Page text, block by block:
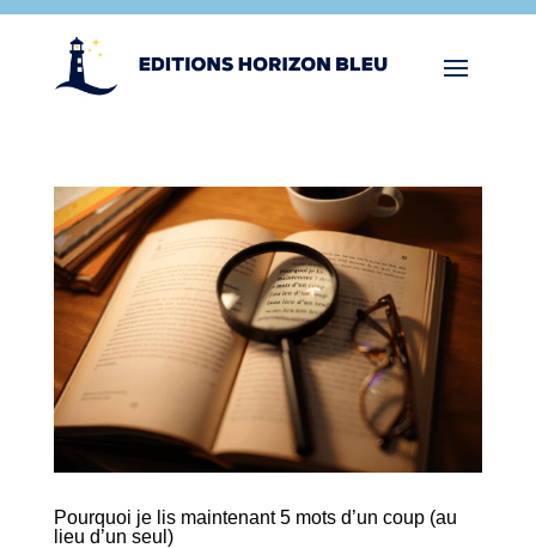
Pourquoi je lis maintenant 5 mots d’un coup (au
lieu d’un seul)